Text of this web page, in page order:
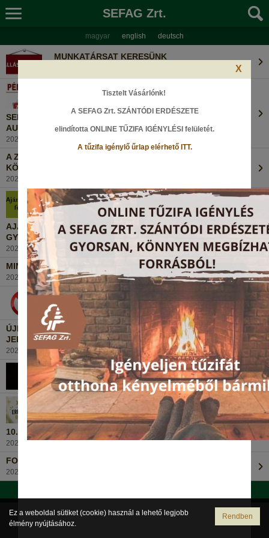
SEFAG Zrt.
magyar english deutsch
MUNKATÁRSAT KERESÜNK
SEFAG ZRT. PÉNZTÁRAI ZÁRVA TARTANAK 2026.
AUGUSZTUS 8-ÁN!
2026. augusztus 4., Kedd
A ZSELICI ERDŐ REJTETT KINCSE – A DUGÁS-KÚTI
KÖRTÚRA NYOMÁBAN
2026. július 29., Szerda
AJÁNLATTÉTELI FELHÍVÁS - FÖLDALATTI GOMBÁK
GYŰJTÉSE - 2026 (2)
2026. július 20., Hétfő
MINDEN FA ÉRTÉKES!
2026. július 13., Hétfő
ISMÉT ORSZÁGOS TŰZGYÚJTÁSI TILALOM!
2026. június 25., Csütörtök
ÚJKELETŰ ERDŐKÁROK TÖLGYES ERDEINKEBEN - A
JELENSÉG ÉS MEGOLDÁSOK
2026. június 19., Péntek
BÚCSÚZUNK EGYKORI KOLLÉGÁNKTÓL...
2026. június 12., Péntek
10. NYÁRKÖSZÖNTŐ FUTÓVERSENY 2026 - EREDMÉNYEK
2026. május 31., Vasárnap
FORGALOMKORLÁTOZÁS VÁLTOZÁSA A ZSELICBEN
2026. május 22., Péntek
X
Tisztelt Vásárlónk!
A SEFAG Zrt. SZÁNTÓDI ERDÉSZETE
elindította ONLINE TŰZIFA IGÉNYLÉSI felületét.
A tűzifa igénylő űrlap elérhető ITT.
Rendben
Ez a weboldal sütiket (cookie) használ a lehető legjobb
élmény nyújtásához.